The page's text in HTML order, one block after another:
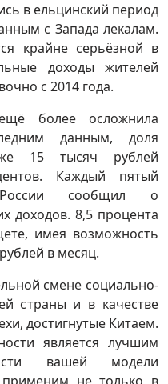
в ельцинский период
с Запада лекалам.
крайне серьёзной в
доходы жителей
с 2014 года.
более осложнила
данным, доля
15 тысяч рублей
Каждый пятый
сообщил о
доходов. 8,5 процента
имея возможность
в месяц.
смене социально-
страны и в качестве
достигнутые Китаем.
является лучшим
вашей модели